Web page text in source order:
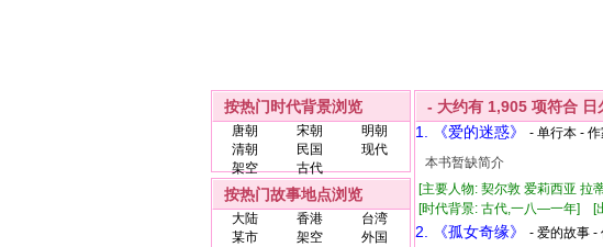
按热门时代背景浏览
唐朝 宋朝
明朝
清朝
民国
现代
架空
古代
按热门故事地点浏览
大陆 香港
台湾
某市
架空
外国
- 大约有 1,905 项符合 日
1. 《爱的迷惑》
- 单行本 -
本书暂缺简介
[主要人物: 契尔敦 爱莉西亚
[时代背景: 古代,一八—一年]
2. 《孤女奇缘》 - 爱的故事 -